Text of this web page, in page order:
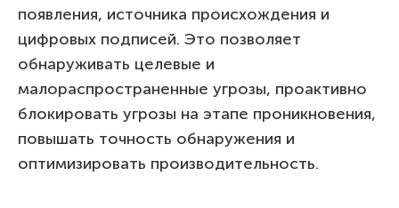
появления, источника происхождения и
цифровых подписей. Это позволяет
обнаруживать целевые и
малораспространенные угрозы, проактивно
блокировать угрозы на этапе проникновения,
повышать точность обнаружения и
оптимизировать производительность.